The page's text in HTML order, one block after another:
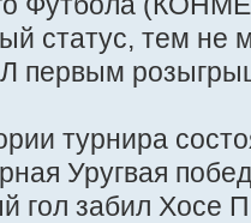
статус, тем не
первым
турнира
Уругвая
гол забил Хосе